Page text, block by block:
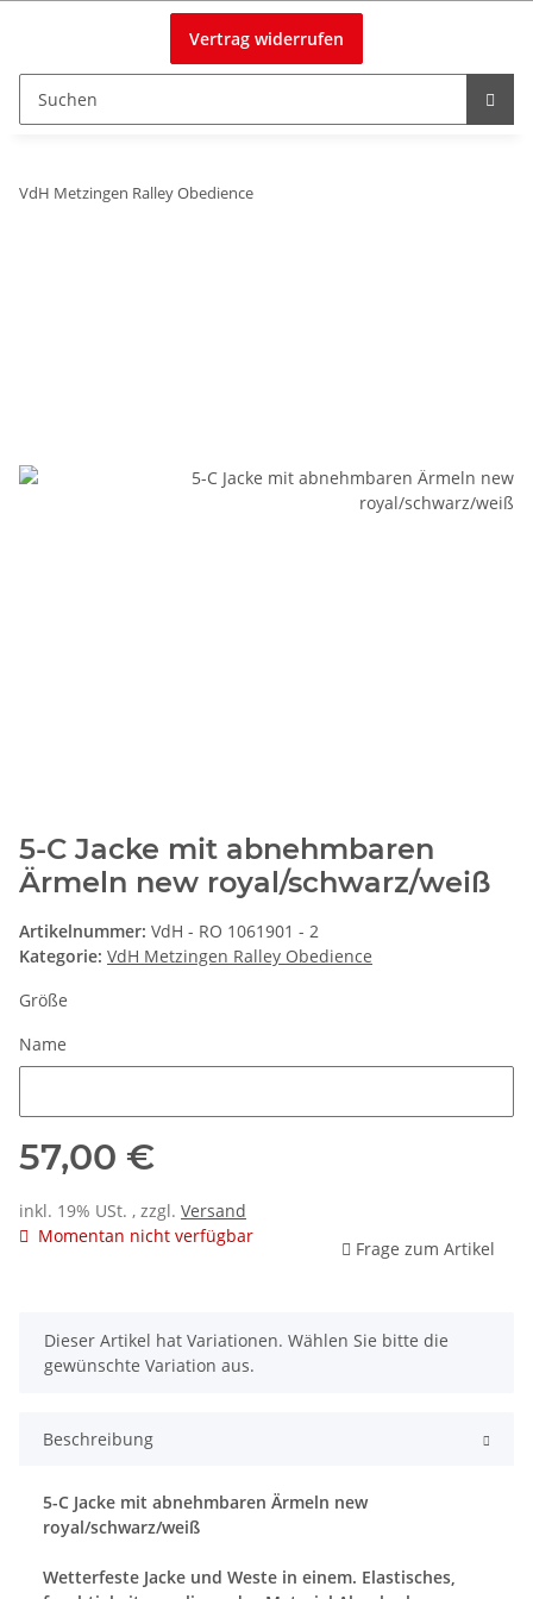
Vertrag widerrufen
VdH Metzingen Ralley Obedience
5-C Jacke mit abnehmbaren
Ärmeln new royal/schwarz/weiß
Artikelnummer: VdH - RO 1061901 - 2
Kategorie: VdH Metzingen Ralley Obedience
Größe
Name
57,00 €
inkl. 19% USt. , zzgl. Versand
Momentan nicht verfügbar
Frage zum Artikel
x
Dieser Artikel hat Variationen. Wählen Sie bitte die
gewünschte Variation aus.
Beschreibung
5-C Jacke mit abnehmbaren Ärmeln new
royal/schwarz/weiß
Wetterfeste Jacke und Weste in einem. Elastisches,